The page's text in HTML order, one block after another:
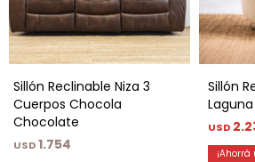
Sillón Reclinable Niza 3
Cuerpos Chocola
Chocolate
USD1.754
Sillón
USD